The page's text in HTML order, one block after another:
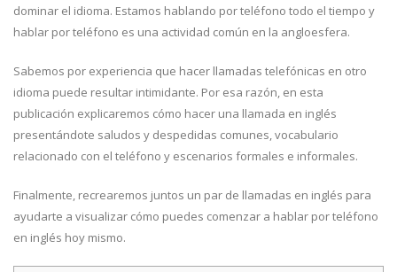
dominar el idioma. Estamos hablando por teléfono todo el tiempo y
hablar por teléfono es una actividad común en la angloesfera.
Sabemos por experiencia que hacer llamadas telefónicas en otro
idioma puede resultar intimidante. Por esa razón, en esta
publicación explicaremos cómo hacer una llamada en inglés
presentándote saludos y despedidas comunes, vocabulario
relacionado con el teléfono y escenarios formales e informales.
Finalmente, recrearemos juntos un par de llamadas en inglés para
ayudarte a visualizar cómo puedes comenzar a hablar por teléfono
en inglés hoy mismo.